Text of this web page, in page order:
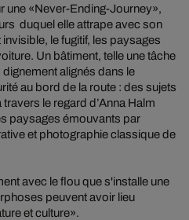
une «Never-Ending-Journey»,
duquel elle attrape avec son
le fugitif, les paysages
Un bâtiment, telle une tâche
alignés dans le
au bord de la route : des sujets
le regard d’Anna Halm
paysages émouvants par
et photographie classique de
avec le flou que s'installe une
peuvent avoir lieu
et culture».